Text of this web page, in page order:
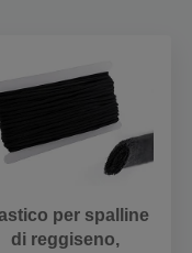
per spalline
di reggiseno,